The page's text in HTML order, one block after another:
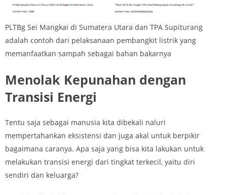
PLTBg Sei Mangkai di Sumatera Utara dan TPA Supiturang
adalah contoh dari pelaksanaan pembangkit listrik yang
memanfaatkan sampah sebagai bahan bakarnya
Menolak Kepunahan dengan
Transisi Energi
Tentu saja sebagai manusia kita dibekali naluri
mempertahankan eksistensi dan juga akal untuk berpikir
bagaimana caranya. Apa saja yang bisa kita lakukan untuk
melakukan transisi energi dari tingkat terkecil, yaitu diri
sendiri dan keluarga?